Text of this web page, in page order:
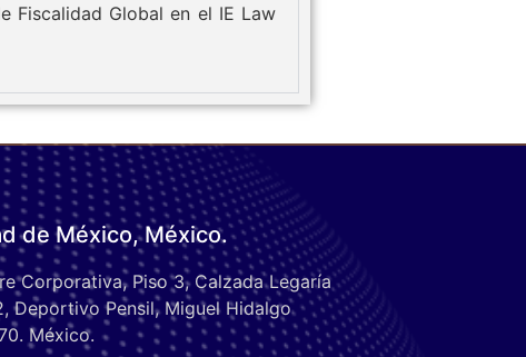
Fiscalidad Global en el IE Law
de México, México.
Corporativa, Piso 3, Calzada Legaría
Deportivo Pensil, Miguel Hidalgo
México.